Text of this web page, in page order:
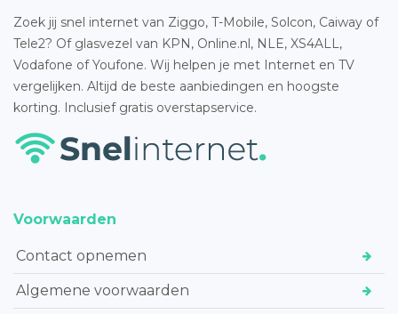
Zoek jij snel internet van Ziggo, T-Mobile, Solcon, Caiway of
Tele2? Of glasvezel van KPN, Online.nl, NLE, XS4ALL,
Vodafone of Youfone. Wij helpen je met Internet en TV
vergelijken. Altijd de beste aanbiedingen en hoogste
korting. Inclusief gratis overstapservice.
Voorwaarden
Contact opnemen
Algemene voorwaarden